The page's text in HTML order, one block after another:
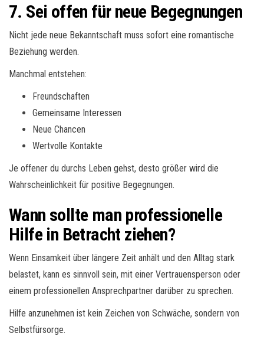
7. Sei offen für neue Begegnungen
Nicht jede neue Bekanntschaft muss sofort eine romantische
Beziehung werden.
Manchmal entstehen:
Freundschaften
Gemeinsame Interessen
Neue Chancen
Wertvolle Kontakte
Je offener du durchs Leben gehst, desto größer wird die
Wahrscheinlichkeit für positive Begegnungen.
Wann sollte man professionelle
Hilfe in Betracht ziehen?
Wenn Einsamkeit über längere Zeit anhält und den Alltag stark
belastet, kann es sinnvoll sein, mit einer Vertrauensperson oder
einem professionellen Ansprechpartner darüber zu sprechen.
Hilfe anzunehmen ist kein Zeichen von Schwäche, sondern von
Selbstfürsorge.